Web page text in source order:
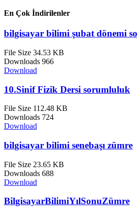
En Çok İndirilenler
bilgisayar bilimi şubat dönemi
File Size 34.53 KB
Downloads 966
Download
10.Sinif Fizik Dersi sorumluluk
File Size 112.48 KB
Downloads 724
Download
bilgisayar bilimi senebaşı zümre
File Size 23.65 KB
Downloads 688
Download
BilgisayarBilimiYılSonuZümre